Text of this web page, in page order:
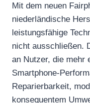
Mit dem neuen
niederländische
leistungsfähige
nicht ausschließen.
an Nutzer, die mehr
Smartphone-
Reparierbarkeit,
konsequentem